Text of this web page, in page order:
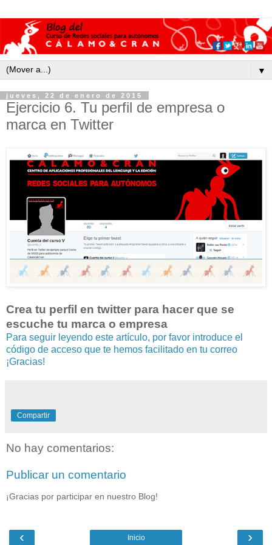
▼
jueves, 22 de enero de 2015
Ejercicio 6. Tu perfil de empresa o
marca en Twitter
Crea tu perfil en twitter para hacer que se
escuche tu marca o empresa
Para seguir leyendo este artículo, por favor introduce el
código de acceso que te hemos facilitado en tu correo
¡Gracias!
Compartir
No hay comentarios:
Publicar un comentario
¡Gracias por participar en nuestro Blog!
‹ ›
Inicio